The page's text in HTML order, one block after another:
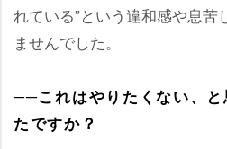
れている”という違和感や息苦
ませんでした。
──これはやりたくない、と
たですか？